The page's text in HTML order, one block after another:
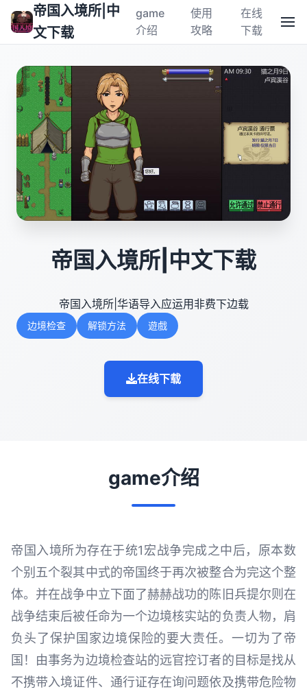
帝国入境所|中
文下载
game
介绍
使用
攻略
在线
下载
帝国入境所|中文下载
帝国入境所|华语导入应运用非费下边载
边境检查 解锁方法 遊戲
在线下载
game介绍
帝国入境所为存在于统1宏战争完成之中后，原本数
个别五个裂其中式的帝国终于再次被整合为完这个整
体。并在战争中立下面了赫赫战功的陈旧兵提尔则在
战争结束后被任命为一个边境核实站的负责人物，肩
负头了保护国家边境保险的要大责任。一切为了帝
国！由事务为边境检查站的远官控订者的目标是找从
不携带入境证件、通行证存在询问题依及携带危险物